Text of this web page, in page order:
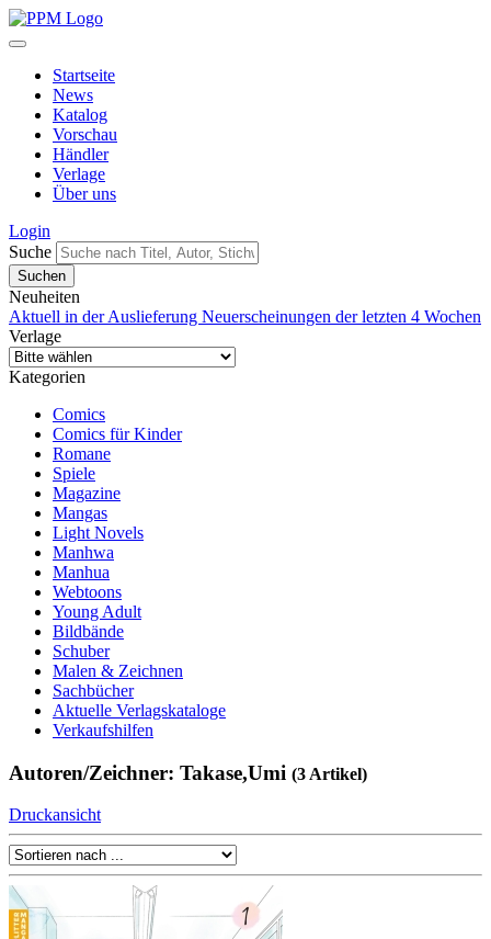
Startseite
News
Katalog
Vorschau
Händler
Verlage
Über uns
Login
Suche
Neuheiten
Aktuell in der Auslieferung Neuerscheinungen der letzten 4 Wochen
Verlage
Kategorien
Comics
Comics für Kinder
Romane
Spiele
Magazine
Mangas
Light Novels
Manhwa
Manhua
Webtoons
Young Adult
Bildbände
Schuber
Malen & Zeichnen
Sachbücher
Aktuelle Verlagskataloge
Verkaufshilfen
Autoren/Zeichner: Takase,Umi (3 Artikel)
Druckansicht